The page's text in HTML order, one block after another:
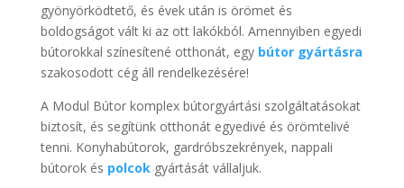
gyönyörködtető, és évek után is örömet és
boldogságot vált ki az ott lakókból. Amennyiben egyedi
bútorokkal színesítené otthonát, egy bútor gyártásra
szakosodott cég áll rendelkezésére!
A Modul Bútor komplex bútorgyártási szolgáltatásokat
biztosít, és segítünk otthonát egyedivé és örömtelivé
tenni. Konyhabútorok, gardróbszekrények, nappali
bútorok és polcok gyártását vállaljuk.